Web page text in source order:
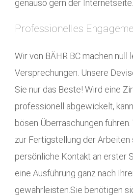
genauso gern der Internetseite.
Professionelles
Wir von BÄHR BC machen null
Versprechungen. Unsere
Sie nur das Beste! Wird eine
professionell abgewickelt,
bösen Überraschungen führen.
zur Fertigstellung der Arbeiten
persönliche Kontakt an erster
eine Ausführung ganz nach
gewährleisten.Sie benötigen